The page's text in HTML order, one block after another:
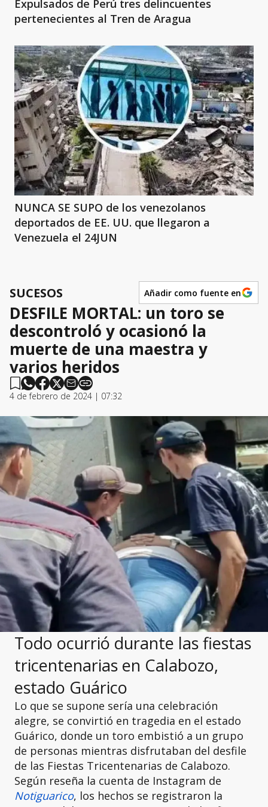
Expulsados de Perú tres delincuentes
pertenecientes al Tren de Aragua
NUNCA SE SUPO de los venezolanos
deportados de EE. UU. que llegaron a
Venezuela el 24JUN
SUCESOS Añadir como fuente en
DESFILE MORTAL: un toro se
descontroló y ocasionó la
muerte de una maestra y
varios heridos
4 de febrero de 2024 | 07:32
Todo ocurrió durante las fiestas
tricentenarias en Calabozo,
estado Guárico
Lo que se supone sería una celebración
alegre, se convirtió en tragedia en el estado
Guárico, donde un toro embistió a un grupo
de personas mientras disfrutaban del desfile
de las Fiestas Tricentenarias de Calabozo.
Según reseña la cuenta de Instagram de
Notiguarico, los hechos se registraron la